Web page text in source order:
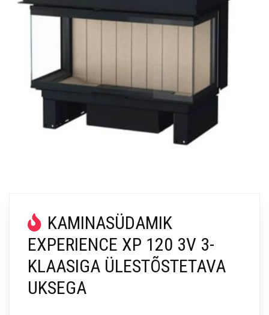
KAMINASÜDAMIK
EXPERIENCE XP 120 3V 3-
KLAASIGA ÜLESTÕSTETAVA
UKSEGA